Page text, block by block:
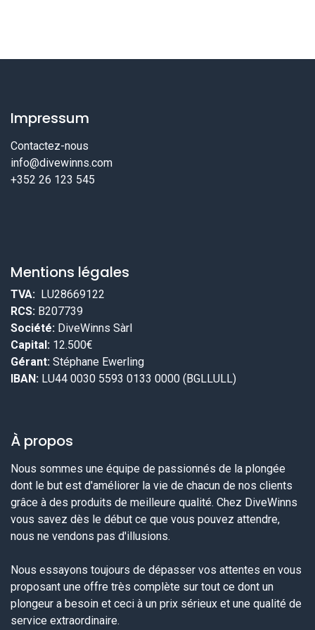
Impressum
Contactez-nous
info@divewinns.com
+352 26 123 545
Mentions légales
TVA: LU28669122
RCS: B207739
Société: DiveWinns Sàrl
Capital: 12.500€
Gérant: Stéphane Ewerling
IBAN: LU44 0030 5593 0133 0000 (BGLLULL)
À propos
Nous sommes une équipe de passionnés de la plongée
dont le but est d'améliorer la vie de chacun de nos clients
grâce à des produits de meilleure qualité. Chez DiveWinns
vous savez dès le début ce que vous pouvez attendre,
nous ne vendons pas d'illusions.
Nous essayons toujours de dépasser vos attentes en vous
proposant une offre très complète sur tout ce dont un
plongeur a besoin et ceci à un prix sérieux et une qualité de
service extraordinaire.